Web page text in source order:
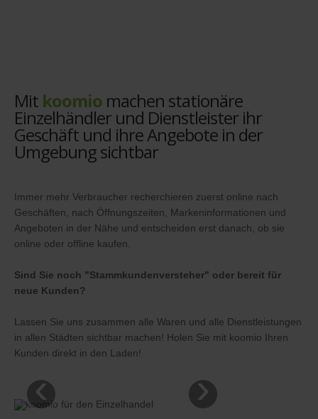
Mit koomio machen stationäre
Einzelhändler und Dienstleister ihr
Geschäft und ihre Angebote in der
Umgebung sichtbar
Immer mehr Verbraucher recherchieren zuerst online nach
Geschäften, nach Öffnungszeiten, Markeninformationen und
Angeboten in der Nähe und entscheiden erst danach, ob sie
online oder offline kaufen.
Sind Sie noch "Stammkundenversteher" oder bereit für
neue Kunden?
Lassen Sie uns zusammen alle Waren und alle Dienstleistungen
in allen Städten sichtbar machen! Holen Sie mit koomio Ihren
Kunden direkt in den Laden!
‹ ›